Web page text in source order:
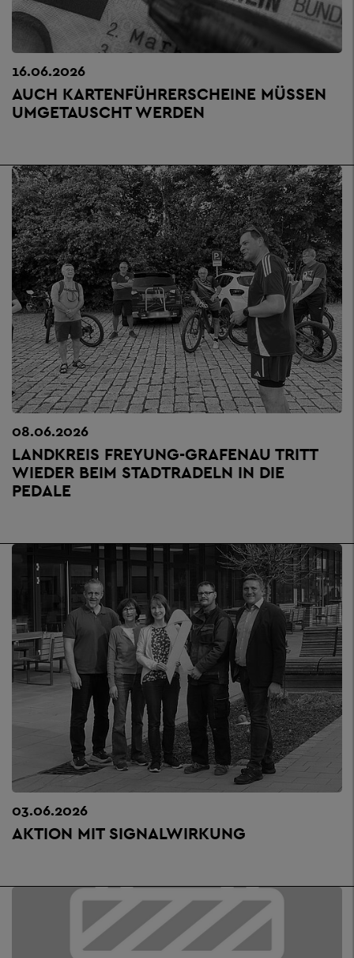
16.06.2026
AUCH KARTENFÜHRERSCHEINE MÜSSEN
UMGETAUSCHT WERDEN
08.06.2026
LANDKREIS FREYUNG-GRAFENAU TRITT
WIEDER BEIM STADTRADELN IN DIE
PEDALE
03.06.2026
AKTION MIT SIGNALWIRKUNG